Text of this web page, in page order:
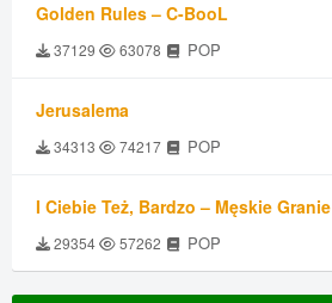
Golden Rules – C-BooL
37129 63078 POP
Jerusalema
34313 74217 POP
I Ciebie Też, Bardzo – Męskie Granie
29354 57262 POP